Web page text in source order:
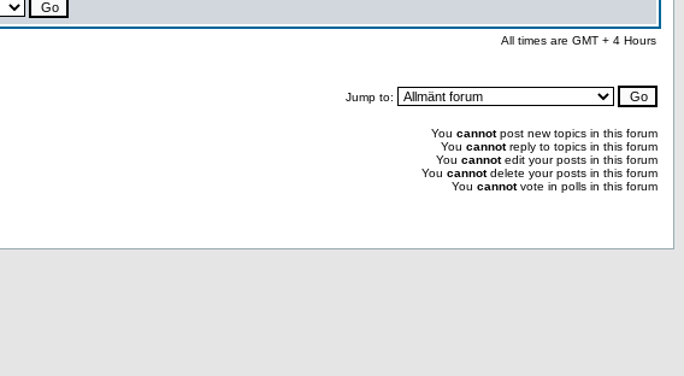
All times are GMT + 4 Hours
Jump to:
You cannotpost new topics in this forum
You cannotreply to topics in this forum
You cannotedit your posts in this forum
You cannotdelete your posts in this forum
You cannotvote in polls in this forum